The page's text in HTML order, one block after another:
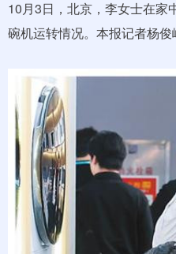
10月3日，北京，李女士在家
碗机运转情况。本报记者杨俊